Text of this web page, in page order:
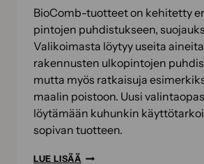
BioComb-tuotteet on kehitetty
pintojen puhdistukseen,
Valikoimasta löytyy useita
rakennusten ulkopintojen
mutta myös ratkaisuja
maalin poistoon. Uusi
löytämään kuhunkin
sopivan tuotteen.
LUE LISÄÄ BIOCOMB-